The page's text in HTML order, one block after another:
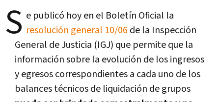
S e publicó hoy en el Boletí­n Oficial la
resolución general 10/06 de la Inspección
General de Justicia (IGJ) que permite que la
información sobre la evolución de los ingresos
y egresos correspondientes a cada uno de los
balances técnicos de liquidación de grupos